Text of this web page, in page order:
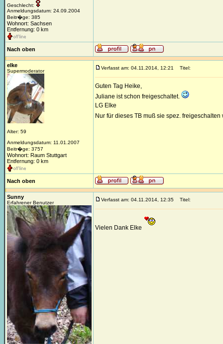
Geschlecht:
Anmeldungsdatum: 24.09.2004
Beitr�ge: 385
Wohnort: Sachsen
Entfernung: 0 km
Nach oben
elke
Supermoderator
Alter: 59
Anmeldungsdatum: 11.01.2007
Beitr�ge: 3757
Wohnort: Raum Stuttgart
Entfernung: 0 km
Verfasst am: 04.11.2014, 12:21 Titel:
Guten Tag Heike,
Juliane ist schon freigeschaltet.
LG Elke
Nur für dieses TB muß sie spez.
Nach oben
Sunny
Erfahrener Benutzer
Verfasst am: 04.11.2014, 12:35 Titel:
Vielen Dank Elke